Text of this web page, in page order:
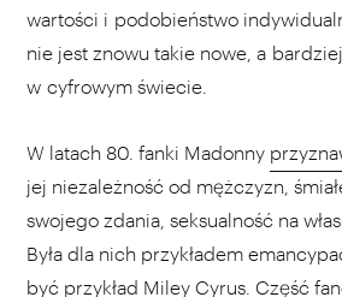
wartości i podobieństwo
nie jest znowu takie nowe, a
w cyfrowym świecie.
W latach 80. fanki Madonny
jej niezależność od mężczyzn,
swojego zdania, seksualność na
Była dla nich przykładem
być przykład Miley Cyrus. Część